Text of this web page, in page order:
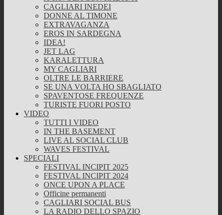
CAGLIARI INEDEI
DONNE AL TIMONE
EXTRAVAGANZA
EROS IN SARDEGNA
IDEA!
JET LAG
KARALETTURA
MY CAGLIARI
OLTRE LE BARRIERE
SE UNA VOLTA HO SBAGLIATO
SPAVENTOSE FREQUENZE
TURISTE FUORI POSTO
VIDEO
TUTTI I VIDEO
IN THE BASEMENT
LIVE AL SOCIAL CLUB
WAVES FESTIVAL
SPECIALI
FESTIVAL INCIPIT 2025
FESTIVAL INCIPIT 2024
ONCE UPON A PLACE
Officine permanenti
CAGLIARI SOCIAL BUS
LA RADIO DELLO SPAZIO